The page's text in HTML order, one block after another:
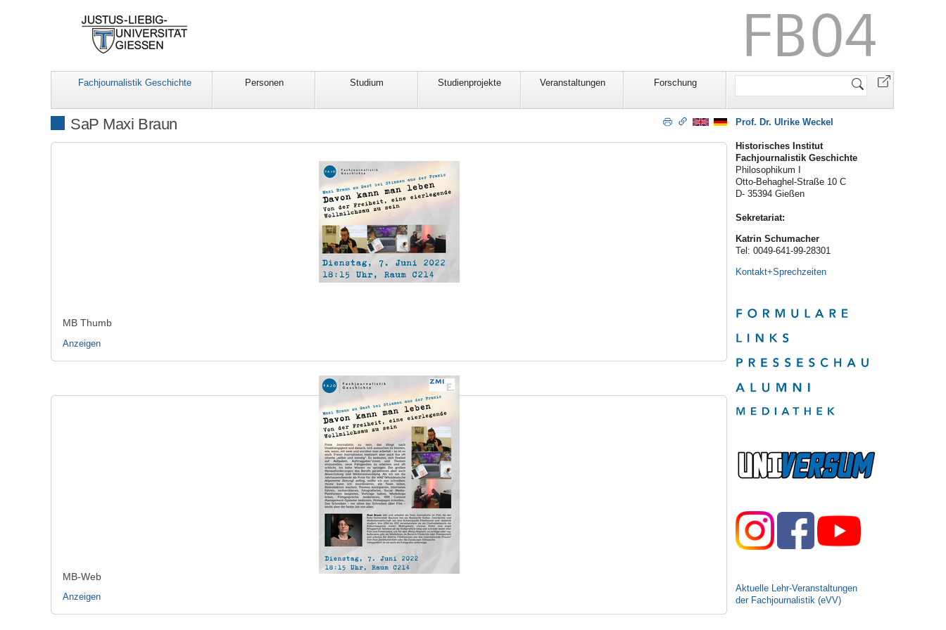
Fachjournalistik Geschichte Personen Studium Studienprojekte Veranstaltungen Forschung
Website
SaP Maxi Braun
MB Thumb
Anzeigen
MB-Web
Anzeigen
Prof. Dr. Ulrike Weckel
Historisches Institut
Fachjournalistik Geschichte
Philosophikum I
Otto-Behaghel-Straße 10 C
D- 35394 Gießen
Sekretariat:
Katrin Schumacher
Tel: 0049-641-99-28301
Kontakt+Sprechzeiten
Aktuelle Lehr-Veranstaltungen
der Fachjournalistik (eVV)